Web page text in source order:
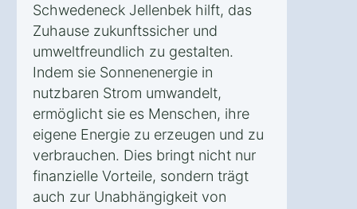
Schwedeneck Jellenbek hilft, das
Zuhause zukunftssicher und
umweltfreundlich zu gestalten.
Indem sie Sonnenenergie in
nutzbaren Strom umwandelt,
ermöglicht sie es Menschen, ihre
eigene Energie zu erzeugen und zu
verbrauchen. Dies bringt nicht nur
finanzielle Vorteile, sondern trägt
auch zur Unabhängigkeit von